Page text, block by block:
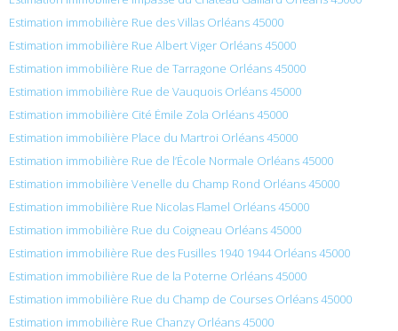
Estimation immobilière Rue des Villas Orléans 45000
Estimation immobilière Rue Albert Viger Orléans 45000
Estimation immobilière Rue de Tarragone Orléans 45000
Estimation immobilière Rue de Vauquois Orléans 45000
Estimation immobilière Cité Émile Zola Orléans 45000
Estimation immobilière Place du Martroi Orléans 45000
Estimation immobilière Rue de l’École Normale Orléans 45000
Estimation immobilière Venelle du Champ Rond Orléans 45000
Estimation immobilière Rue Nicolas Flamel Orléans 45000
Estimation immobilière Rue du Coigneau Orléans 45000
Estimation immobilière Rue des Fusilles 1940 1944 Orléans 45000
Estimation immobilière Rue de la Poterne Orléans 45000
Estimation immobilière Rue du Champ de Courses Orléans 45000
Estimation immobilière Rue Chanzy Orléans 45000